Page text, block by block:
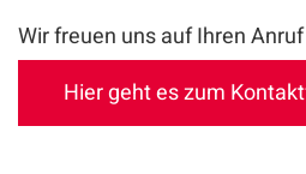
Wir freuen uns auf Ihren
Hier geht es zum